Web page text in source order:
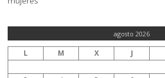
agosto 2026
L M X J